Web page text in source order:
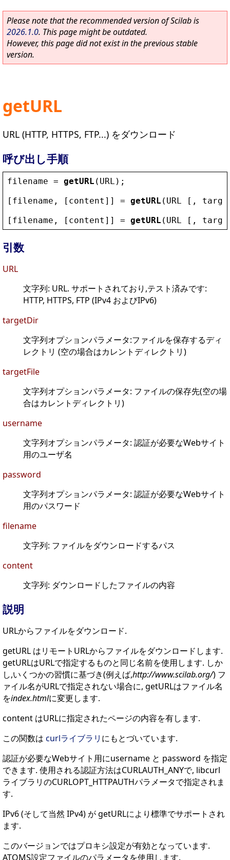
Please note that the recommended version of Scilab is
2026.1.0. This page might be outdated.
However, this page did not exist in the previous stable
version.
getURL
URL (HTTP, HTTPS, FTP...) をダウンロード
呼び出し手順
filename = getURL ( URL );
[ filename , [ content ]] = getURL ( URL [,
[ filename , [ content ]] = getURL ( URL [,
引数
URL
文字列: URL. サポートされており,テスト済みです:
HTTP, HTTPS, FTP (IPv4 およびIPv6)
targetDir
文字列オプションパラメータ:ファイルを保存するディ
レクトリ (空の場合はカレントディレクトリ)
targetFile
文字列オプションパラメータ: ファイルの保存先(空の場
合はカレントディレクトリ)
username
文字列オプションパラメータ: 認証が必要なWebサイト
用のユーザ名
password
文字列オプションパラメータ: 認証が必要なWebサイト
用のパスワード
filename
文字列: ファイルをダウンロードするパス
content
文字列: ダウンロードしたファイルの内容
説明
URLからファイルをダウンロード.
getURL はリモートURLからファイルをダウンロードします.
getURLはURLで指定するものと同じ名前を使用します. しか
し,いくつかの習慣に基づき(例えば,http://www.scilab.org/) フ
ァイル名がURLで指定されない場合に, getURLはファイル名
をindex.htmlに変更します.
content はURLに指定されたページの内容を有します.
この関数は curlライブラリ にもとづいています.
認証が必要なWebサイト用にusername と password を指定
できます. 使用される認証方法はCURLAUTH_ANYで, libcurl
ライブラリのCURLOPT_HTTPAUTHパラメータで指定されま
す.
IPv6 (そして当然 IPv4) が getURLにより標準でサポートされ
ます.
このバージョンではプロキシ設定が有効となっています.
ATOMS設定ファイルのパラメータを使用します.